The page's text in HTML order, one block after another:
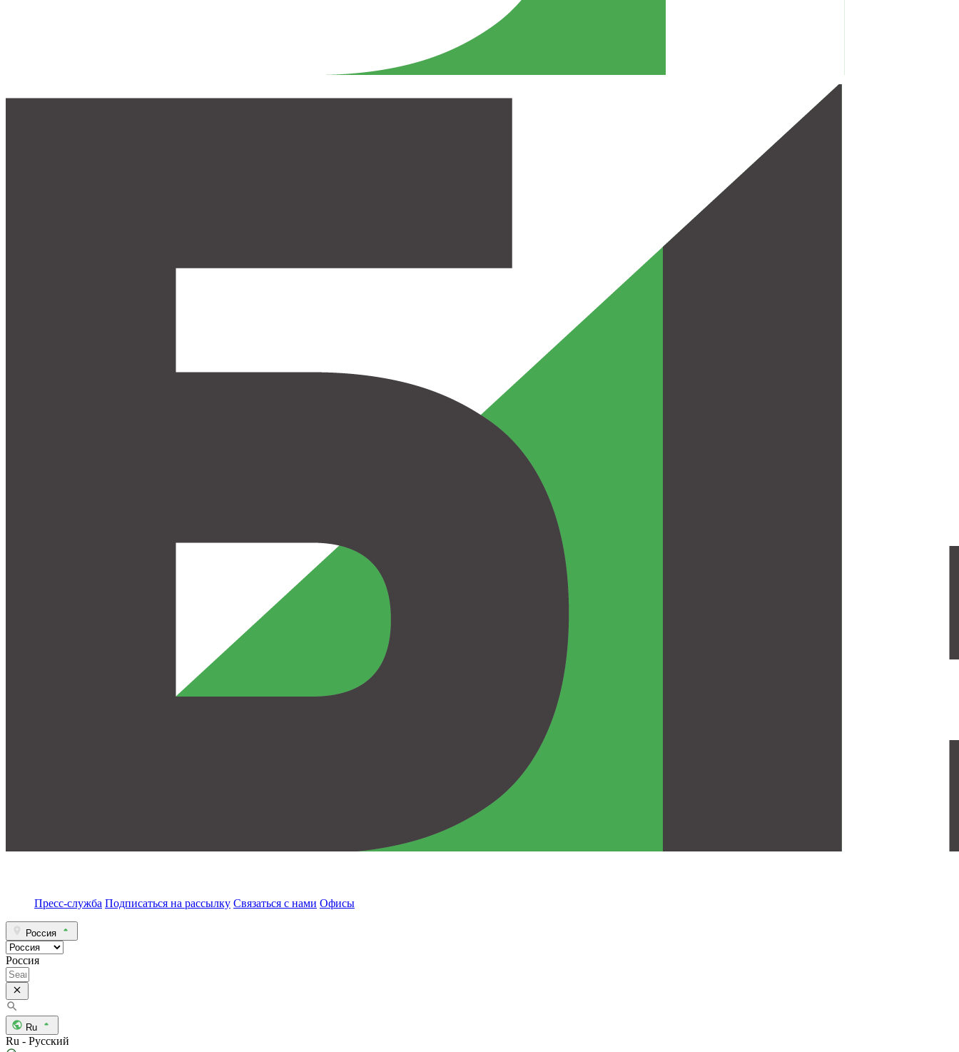
Пресс-служба Подписаться на рассылку Связаться с нами Офисы
Россия
Россия
Ru
Ru - Русский